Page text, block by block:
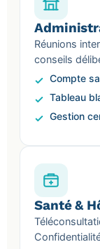
Réunions
conseils
Compte
Tableau
Gestion
Santé &